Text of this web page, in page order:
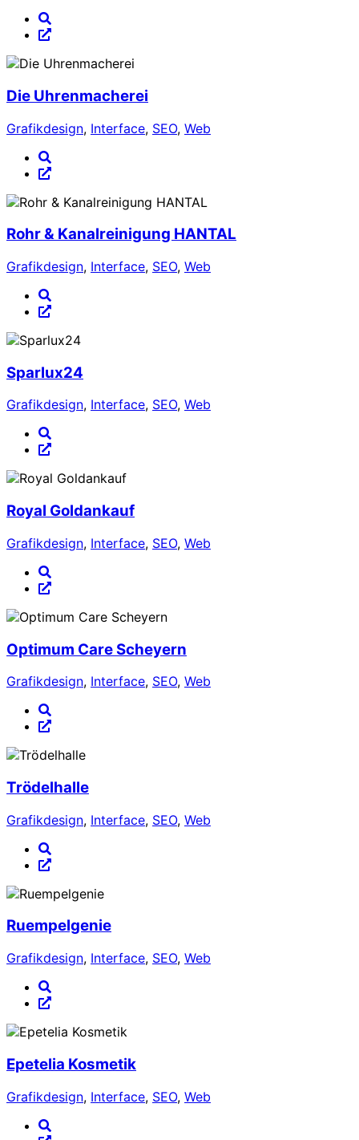
Die Uhrenmacherei
Grafikdesign, Interface, SEO, Web
Rohr & Kanalreinigung HANTAL
Grafikdesign, Interface, SEO, Web
Sparlux24
Grafikdesign, Interface, SEO, Web
Royal Goldankauf
Grafikdesign, Interface, SEO, Web
Optimum Care Scheyern
Grafikdesign, Interface, SEO, Web
Trödelhalle
Grafikdesign, Interface, SEO, Web
Ruempelgenie
Grafikdesign, Interface, SEO, Web
Epetelia Kosmetik
Grafikdesign, Interface, SEO, Web